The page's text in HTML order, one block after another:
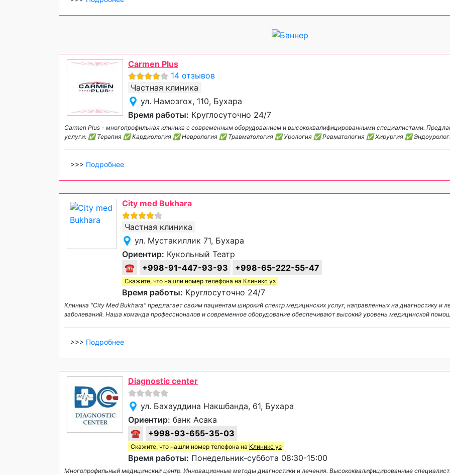
Carmen Plus
14 отзывов
Частная клиника
ул. Намозгох, 110, Бухара
Время работы: Круглосуточно 24/7
Carmen Plus - многопрофильная клиника с современным оборудованием и высококвалифицированными специалистами.
услуги: ✅ Терапия ✅ Кардиология ✅ Неврология ✅ Травматология ✅ Урология ✅ Ревматология ✅ Хирургия ✅
>>> Подробнее
City med Bukhara
Частная клиника
ул. Мустакиллик 71, Бухара
Ориентир: Кукольный Театр
☎
+998-91-447-93-93 +998-65-222-55-47
Скажите, что нашли номер телефона на Клиникс уз
Время работы: Круглосуточно 24/7
Клиника "City Med Bukhara" предлагает своим пациентам широкий спектр медицинских услуг, направленных на диагностику и
заболеваний. Наша команда профессионалов и современное оборудование обеспечивают высокий уровень медицинской
>>> Подробнее
Diagnostic center
ул. Бахауддина Накшбанда, 61, Бухара
Ориентир: банк Асака
☎
+998-93-655-35-03
Скажите, что нашли номер телефона на Клиникс уз
Время работы: Понедельник-суббота 08:30-15:00
Многопрофильный медицинский центр. Инновационные методы диагностики и лечения. Высококвалифицированные